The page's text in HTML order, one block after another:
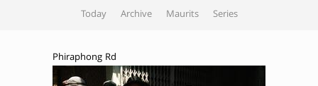
Today Archive Maurits Series
Phiraphong Rd